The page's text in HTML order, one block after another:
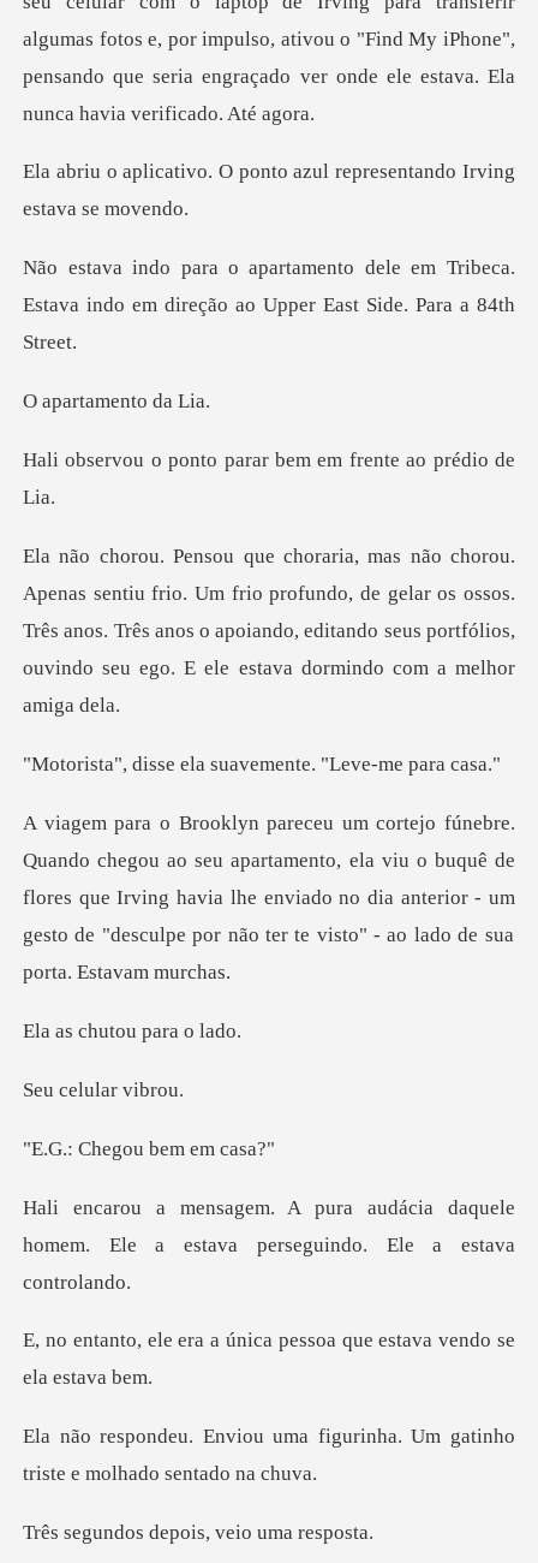
algumas fotos e, por impulso, ativou o "Find My iPhone",
pe
ponto azul representando
e em Tribeca.
Estava indo em direção a
amento
to parar bem em fre
rio profundo, de gelar os ossos.
Três anos. Três anos o apoiando, editando se
ela suavemente. "
ento, ela viu o buquê de
flores que Irving havia lhe enviado no dia anterior - um
hutou pa
lular
egou bem
ácia daquele
homem. Ele a estava pe
única pessoa que estava
a figurinha. Um gatinho
tris
depois, veio